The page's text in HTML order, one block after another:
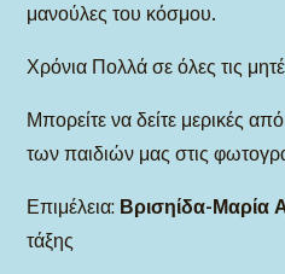
μανούλες του κόσμου.
Χρόνια Πολλά σε όλες τις
Μπορείτε να δείτε μερικές
των παιδιών μας στις
Επιμέλεια: Βρισηίδα-Μαρία
τάξης